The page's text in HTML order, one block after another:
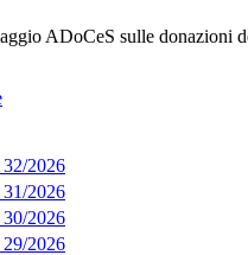
ADoCeS sulle donazioni
2026
2026
2026
2026